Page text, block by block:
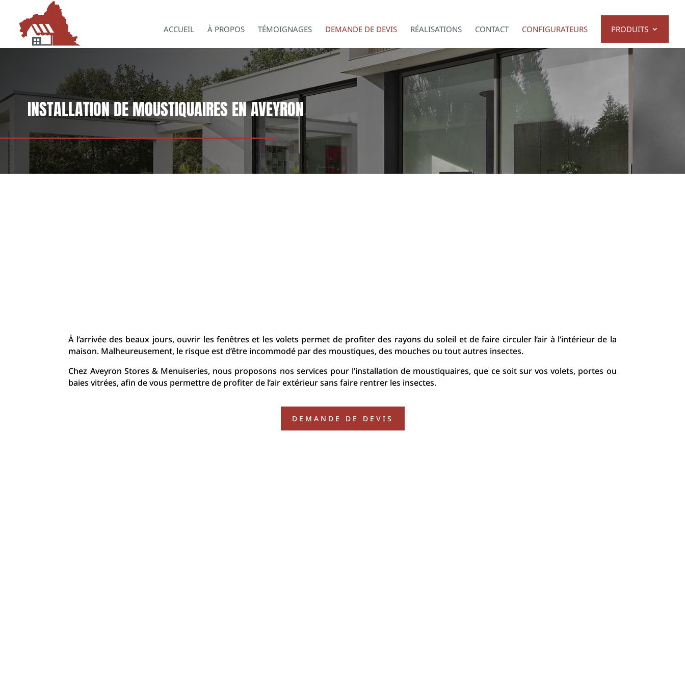
ACCUEIL À PROPOS TÉMOIGNAGES DEMANDE DE DEVIS RÉALISATIONS CONTACT CONFIGURATEURS PRODUITS
INSTALLATION DE MOUSTIQUAIRES EN AVEYRON
À l’arrivée des beaux jours, ouvrir les fenêtres et les volets permet de profiter des rayons du soleil et de faire circuler l’air à l’intérieur de la
maison. Malheureusement, le risque est d’être incommodé par des moustiques, des mouches ou tout autres insectes.
Chez Aveyron Stores & Menuiseries, nous proposons nos services pour l’installation de moustiquaires, que ce soit sur vos volets, portes ou
baies vitrées, afin de vous permettre de profiter de l’air extérieur sans faire rentrer les insectes.
DEMANDE DE DEVIS